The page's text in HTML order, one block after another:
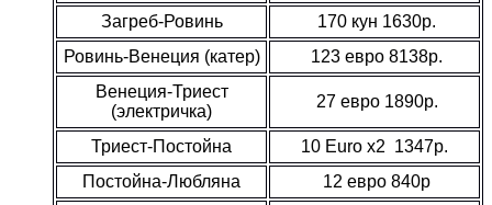
Загреб-Ровинь
170 кун 1630р.
Ровинь-Венеция (катер)
123 евро 8138р.
Венеция-Триест
(электричка)
27 евро 1890р.
Триест-Постойна
10 Euro x2 1347р.
Постойна-Любляна
12 евро 840р